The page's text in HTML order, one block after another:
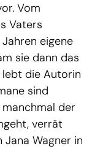
Vom
Vaters
eigene
sie dann das
die Autorin
sind
der
verrät
Jana Wagner in